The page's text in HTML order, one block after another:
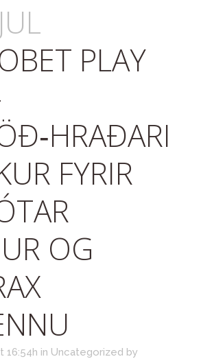
PLAY
FYRIR
OG
16:54h in Uncategorized by